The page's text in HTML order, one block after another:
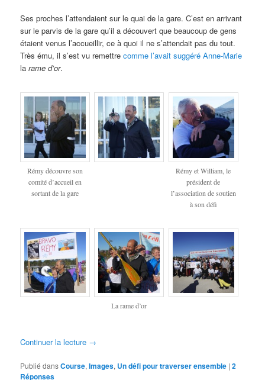
Ses proches l’attendaient sur le quai de la gare. C’est en arrivant
sur le parvis de la gare qu’il a découvert que beaucoup de gens
étaient venus l’accueillir, ce à quoi il ne s’attendait pas du tout.
Très ému, il s’est vu remettrecomme l’avait suggéré Anne-Marie
larame d’or.
Rémy découvre son
comité d’accueil en
sortant de la gare
Rémy et William, le
président de
l’association de soutien
à son défi
La rame d’or
Continuer la lecture →
Publié dansCourse,Images, Un défi pour traverser ensemble |2
Réponses